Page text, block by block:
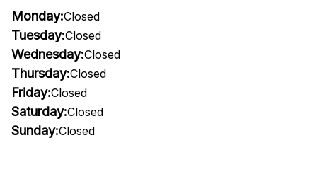
Monday:Closed
Tuesday:Closed
Wednesday:Closed
Thursday:Closed
Friday:Closed
Saturday:Closed
Sunday:Closed